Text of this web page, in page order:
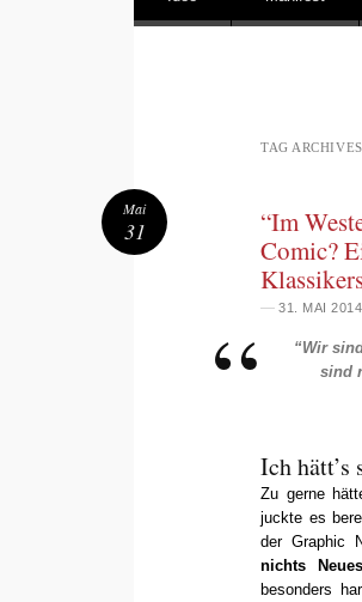
TAG
“Im
Comic?
— 31. MAI 2014
“Wir
sind
Ich hätt’s
Zu gerne
juckte es
der Graphic
nichts Neues
besonders
Mai
31